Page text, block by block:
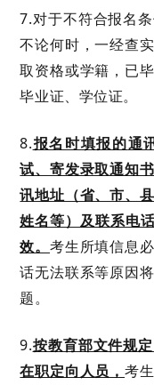
7.对于不符合报名条
不论何时，一经查
取资格或学籍，已
毕业证、学位证。
8.报名时填报的通
试、寄发录取通知
讯地址（省、市、
姓名等）及联系电
效。考生所填信息
话无法联系等原因
题。
9.按教育部文件规
在职定向人员，考